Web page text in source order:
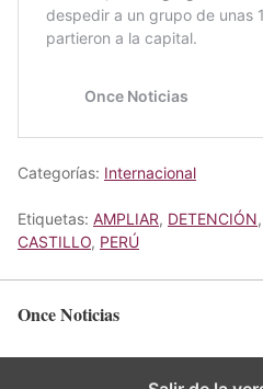
Categorías: Internacional
Etiquetas: AMPLIAR, DETENCIÓN,
CASTILLO, PERÚ
Once Noticias